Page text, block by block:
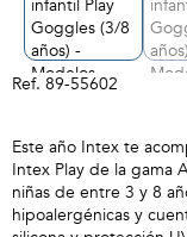
Ref. 89-55602
Este año Intex te
Intex Play de la gama
niñas de entre 3 y 8
hipoalergénicas y